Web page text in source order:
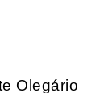
Olegário